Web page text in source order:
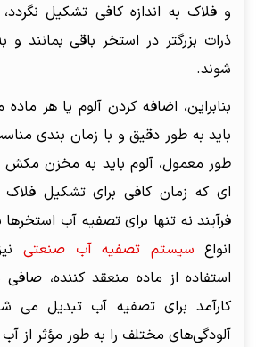
و فلاک به اندازه کافی تشکیل
ذرات بزرگتر در استخر باقی بمانند
شوند.
بنابراین، اضافه کردن آلوم یا هر ماده
باید به طور دقیق و با زمان بندی
طور معمول، آلوم باید به مخزن مکش
ای که زمان کافی برای تشکیل فلاک
فرآیند نه تنها برای تصفیه آب استخرها
انواع سیستم تصفیه آب صنعتی
استفاده از ماده منعقد کننده،
کارآمد برای تصفیه آب تبدیل می
آلودگی‌های مختلف را به طور مؤثر از